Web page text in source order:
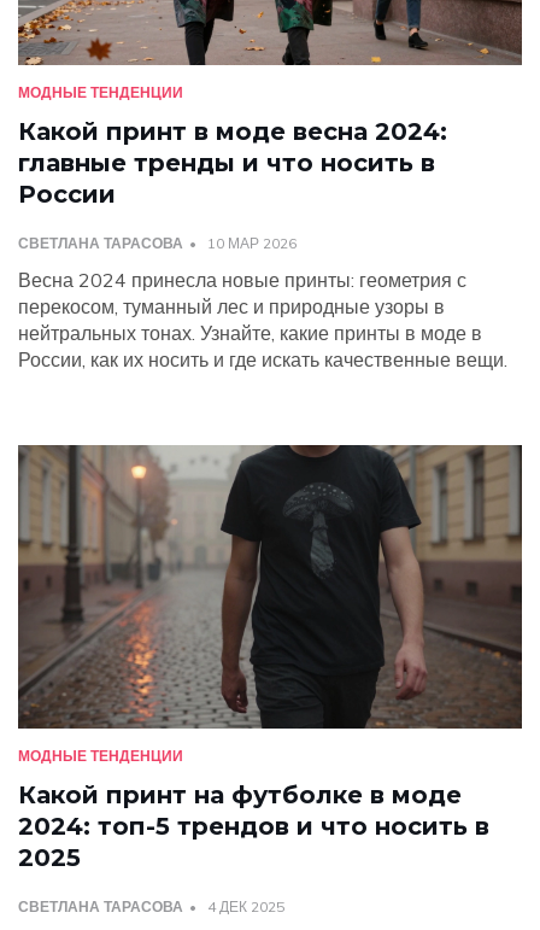
МОДНЫЕ ТЕНДЕНЦИИ
Какой принт в моде весна 2024:
главные тренды и что носить в
России
СВЕТЛАНА ТАРАСОВА 10 МАР 2026
Весна 2024 принесла новые принты: геометрия с
перекосом, туманный лес и природные узоры в
нейтральных тонах. Узнайте, какие принты в моде в
России, как их носить и где искать качественные вещи.
МОДНЫЕ ТЕНДЕНЦИИ
Какой принт на футболке в моде
2024: топ-5 трендов и что носить в
2025
СВЕТЛАНА ТАРАСОВА 4 ДЕК 2025